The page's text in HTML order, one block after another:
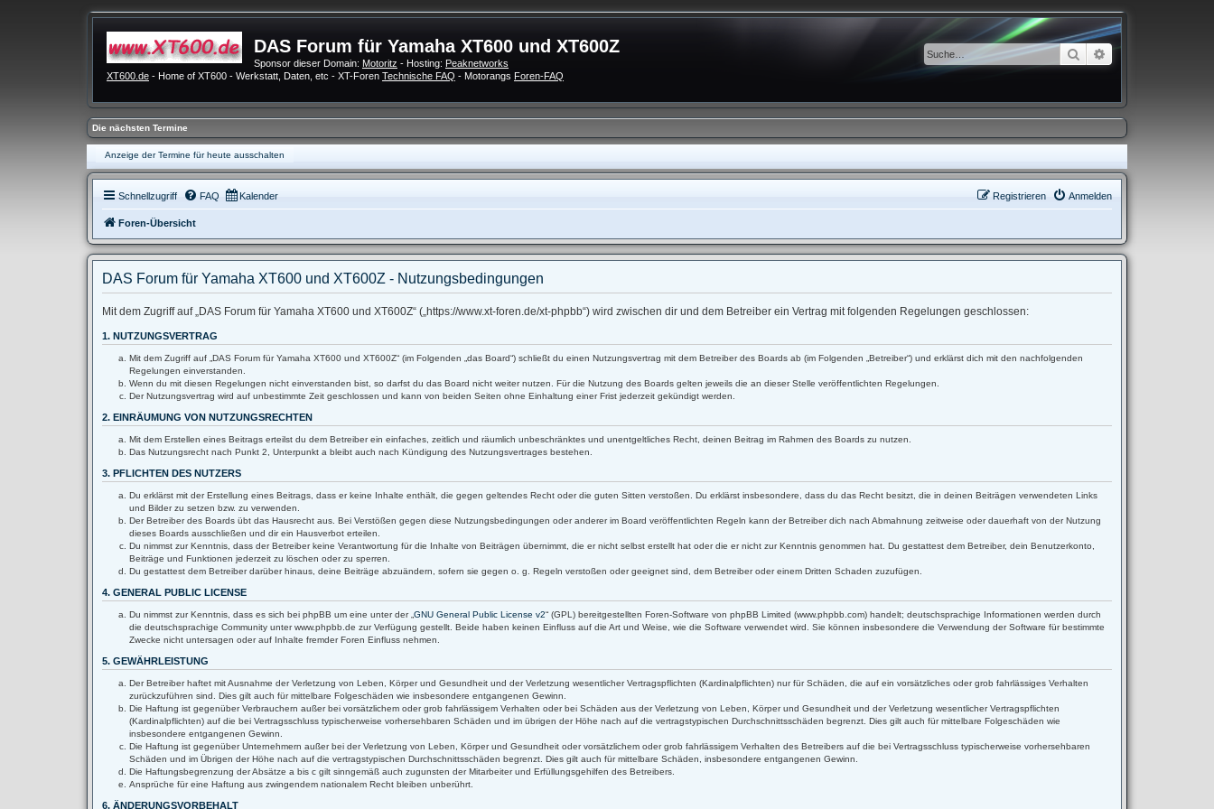
DAS Forum für Yamaha XT600 und XT600Z
Sponsor dieser Domain: Motoritz - Hosting: Peaknetworks
XT600.de - Home of XT600 - Werkstatt, Daten, etc - XT-Foren Technische FAQ - Motorangs Foren-FAQ
Suche Erweiterte Suche
Die nächsten Termine
Anzeige der Termine für heute ausschalten
Schnellzugriff FAQ Kalender Anmelden
Registrieren
Foren-Übersicht
DAS Forum für Yamaha XT600 und XT600Z - Nutzungsbedingungen
Mit dem Zugriff auf „DAS Forum für Yamaha XT600 und XT600Z“ („https://www.xt-foren.de/xt-phpbb“) wird zwischen dir und dem Betreiber ein Vertrag mit folgenden Regelungen geschlossen:
1. NUTZUNGSVERTRAG
Mit dem Zugriff auf „DAS Forum für Yamaha XT600 und XT600Z“ (im Folgenden „das Board“) schließt du einen Nutzungsvertrag mit dem Betreiber des Boards ab (im Folgenden „Betreiber“) und erklärst dich mit den nachfolgenden
Regelungen einverstanden.
Wenn du mit diesen Regelungen nicht einverstanden bist, so darfst du das Board nicht weiter nutzen. Für die Nutzung des Boards gelten jeweils die an dieser Stelle veröffentlichten Regelungen.
Der Nutzungsvertrag wird auf unbestimmte Zeit geschlossen und kann von beiden Seiten ohne Einhaltung einer Frist jederzeit gekündigt werden.
2. EINRÄUMUNG VON NUTZUNGSRECHTEN
Mit dem Erstellen eines Beitrags erteilst du dem Betreiber ein einfaches, zeitlich und räumlich unbeschränktes und unentgeltliches Recht, deinen Beitrag im Rahmen des Boards zu nutzen.
Das Nutzungsrecht nach Punkt 2, Unterpunkt a bleibt auch nach Kündigung des Nutzungsvertrages bestehen.
3. PFLICHTEN DES NUTZERS
Du erklärst mit der Erstellung eines Beitrags, dass er keine Inhalte enthält, die gegen geltendes Recht oder die guten Sitten verstoßen. Du erklärst insbesondere, dass du das Recht besitzt, die in deinen Beiträgen verwendeten Links
und Bilder zu setzen bzw. zu verwenden.
Der Betreiber des Boards übt das Hausrecht aus. Bei Verstößen gegen diese Nutzungsbedingungen oder anderer im Board veröffentlichten Regeln kann der Betreiber dich nach Abmahnung zeitweise oder dauerhaft von der Nutzung
dieses Boards ausschließen und dir ein Hausverbot erteilen.
Du nimmst zur Kenntnis, dass der Betreiber keine Verantwortung für die Inhalte von Beiträgen übernimmt, die er nicht selbst erstellt hat oder die er nicht zur Kenntnis genommen hat. Du gestattest dem Betreiber, dein Benutzerkonto,
Beiträge und Funktionen jederzeit zu löschen oder zu sperren.
Du gestattest dem Betreiber darüber hinaus, deine Beiträge abzuändern, sofern sie gegen o. g. Regeln verstoßen oder geeignet sind, dem Betreiber oder einem Dritten Schaden zuzufügen.
4. GENERAL PUBLIC LICENSE
Du nimmst zur Kenntnis, dass es sich bei phpBB um eine unter der „ GNU General Public License v2“ (GPL) bereitgestellten Foren-Software von phpBB Limited (www.phpbb.com) handelt; deutschsprachige Informationen werden durch
die deutschsprachige Community unter www.phpbb.de zur Verfügung gestellt. Beide haben keinen Einfluss auf die Art und Weise, wie die Software verwendet wird. Sie können insbesondere die Verwendung der Software für bestimmte
Zwecke nicht untersagen oder auf Inhalte fremder Foren Einfluss nehmen.
5. GEWÄHRLEISTUNG
Der Betreiber haftet mit Ausnahme der Verletzung von Leben, Körper und Gesundheit und der Verletzung wesentlicher Vertragspflichten (Kardinalpflichten) nur für Schäden, die auf ein vorsätzliches oder grob fahrlässiges Verhalten
zurückzuführen sind. Dies gilt auch für mittelbare Folgeschäden wie insbesondere entgangenen Gewinn.
Die Haftung ist gegenüber Verbrauchern außer bei vorsätzlichem oder grob fahrlässigem Verhalten oder bei Schäden aus der Verletzung von Leben, Körper und Gesundheit und der Verletzung wesentlicher Vertragspflichten
(Kardinalpflichten) auf die bei Vertragsschluss typischerweise vorhersehbaren Schäden und im übrigen der Höhe nach auf die vertragstypischen Durchschnittsschäden begrenzt. Dies gilt auch für mittelbare Folgeschäden wie
insbesondere entgangenen Gewinn.
Die Haftung ist gegenüber Unternehmern außer bei der Verletzung von Leben, Körper und Gesundheit oder vorsätzlichem oder grob fahrlässigem Verhalten des Betreibers auf die bei Vertragsschluss typischerweise vorhersehbaren
Schäden und im Übrigen der Höhe nach auf die vertragstypischen Durchschnittsschäden begrenzt. Dies gilt auch für mittelbare Schäden, insbesondere entgangenen Gewinn.
Die Haftungsbegrenzung der Absätze a bis c gilt sinngemäß auch zugunsten der Mitarbeiter und Erfüllungsgehilfen des Betreibers.
Ansprüche für eine Haftung aus zwingendem nationalem Recht bleiben unberührt.
6. ÄNDERUNGSVORBEHALT